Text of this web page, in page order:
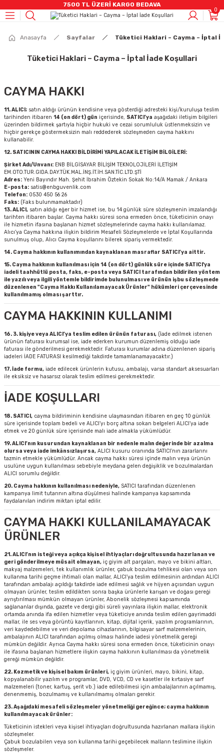
7500 TL ÜZERİ KARGO BEDAVA
Geri Dön
AHD CCTV ÜRÜNLER
DVR Kayıt Cihazları
IP Kamera Ürünleri
Küp Kameralar
Termal Ip Ürünler
Kayıt Cihazları
Geri Dön
Alarm Sistemleri
Hırsız Alarm Sirenleri
Kumanda
Akıllı Prizler
Keypad-Tuş Takımı Ürünler
Hırsız Alarm Aksesuarlar
Yangın Sistemleri
Duman Ve Isı Dedektörleri
Geri Dön
Switch Grubu
Kablo & Aksesuarlar
Geri Dön
HARDDİSKLER
Taşınabilir HDD
Geri Dön
Ve Ses Sistemleri Video İnterkom Ürünler
Zil Panelleri / Villa
Ses Sitemleri
Hikvision I Amfiler
Geri Dön
Kabinetler
Geri Dön
Kabloları
Kablolar
Geri Dön
Bilişenleri
Geri Dön 0
Anasayfa Sayfalar Tüketici Haklari – Cayma – İptal
Tüketici Haklari – Cayma – İptal İade Koşullari
CAYMA HAKKI
11. ALICI; satın aldığı ürünün kendisine veya gösterdiği adresteki kişi/kuruluşa teslim
tarihinden itibaren 14 (on dört) gün içerisinde, SATICI’ya aşağıdaki iletişim bilgileri
üzerinden bildirmek şartıyla hiçbir hukuki ve cezai sorumluluk üstlenmeksizin ve
hiçbir gerekçe göstermeksizin malı reddederek sözleşmeden cayma hakkını
kullanabilir.
12. SATICININ CAYMA HAKKI BİLDİRİMİ YAPILACAK İLETİŞİM BİLGİLERİ:
Şirket Adı/Unvanı: ENB BİLGİSAYAR BİLİŞİM TEKNOLOJİLERİ İLETİŞİM
EM.OTO.TUR.GIDA.DAY.TÜK.MAL.İNŞ.İT.İH.SAN.TİC.LTD.ŞTİ
Adres: Yeni Bayındır Mah. Şehit İbrahim Öztekin Sokak No:14/A Mamak / Ankara
E-posta: satis@enbguvenlik.com
Telefon: 0530 450 56 26
Faks: (Faks bulunmamaktadır)
13. ALICI, satın aldığı eğer bir hizmet ise, bu 14 günlük süre sözleşmenin imzalandığı
tarihten itibaren başlar. Cayma hakkı süresi sona ermeden önce, tüketicinin onayı
ile hizmetin ifasına başlanan hizmet sözleşmelerinde cayma hakkı kullanılamaz.
Alıcı’ya Cayma hakkına ilişkin bildirim Mesafeli Sözleşmelerde ve İptal Koşullarında
sunulmuş olup, Alıcı Cayma koşullarını bilerek sipariş vermektedir.
14. Cayma hakkının kullanımından kaynaklanan masraflar SATICI’ya aittir.
15. Cayma hakkının kullanılması için 14 (on dört) günlük süre içinde SATICI'ya
iadeli taahhütlü posta, faks, e-posta veya SATICI tarafından bildirilen yöntem
ile yazılı veya ilgili yöntemle bildirimde bulunulması ve ürünün işbu sözleşmede
düzenlenen "Cayma Hakkı Kullanılamayacak Ürünler" hükümleri çerçevesinde
kullanılmamış olması şarttır.
CAYMA HAKKININ KULLANIMI
16. 3. kişiye veya ALICI’ya teslim edilen ürünün faturası, (İade edilmek istenen
ürünün faturası kurumsal ise, iade ederken kurumun düzenlemiş olduğu iade
faturası ile gönderilmesi gerekmektedir. Faturası kurumlar adına düzenlenen sipariş
iadeleri İADE FATURASI kesilmediği takdirde tamamlanamayacaktır.)
17. İade formu, iade edilecek ürünlerin kutusu, ambalajı, varsa standart aksesuarları
ile eksiksiz ve hasarsız olarak teslim edilmesi gerekmektedir.
İADE KOŞULLARI
18. SATICI, cayma bildiriminin kendisine ulaşmasından itibaren en geç 10 günlük
süre içerisinde toplam bedeli ve ALICI’yı borç altına sokan belgeleri ALICI’ya iade
etmek ve 20 günlük süre içerisinde malı iade almakla yükümlüdür.
19. ALICI’nın kusurundan kaynaklanan bir nedenle malın değerinde bir azalma
olursa veya iade imkânsızlaşırsa, ALICI kusuru oranında SATICI’nın zararlarını
tazmin etmekle yükümlüdür. Ancak cayma hakkı süresi içinde malın veya ürünün
usulüne uygun kullanılması sebebiyle meydana gelen değişiklik ve bozulmalardan
ALICI sorumlu değildir.
20. Cayma hakkının kullanılması nedeniyle, SATICI tarafından düzenlenen
kampanya limit tutarının altına düşülmesi halinde kampanya kapsamında
faydalanılan indirim miktarı iptal edilir.
CAYMA HAKKI KULLANILAMAYACAK
ÜRÜNLER
21. ALICI’nın isteği veya açıkça kişisel ihtiyaçları doğrultusunda hazırlanan ve
geri gönderilmeye müsait olmayan, iç giyim alt parçaları, mayo ve bikini altları,
makyaj malzemeleri, tek kullanımlık ürünler, çabuk bozulma tehlikesi olan veya son
kullanma tarihi geçme ihtimali olan mallar, ALICI’ya teslim edilmesinin ardından ALICI
tarafından ambalajı açıldığı takdirde iade edilmesi sağlık ve hijyen açısından uygun
olmayan ürünler, teslim edildikten sonra başka ürünlerle karışan ve doğası gereği
ayrıştırılması mümkün olmayan ürünler, Abonelik sözleşmesi kapsamında
sağlananlar dışında, gazete ve dergi gibi süreli yayınlara ilişkin mallar, elektronik
ortamda anında ifa edilen hizmetler veya tüketiciye anında teslim edilen gayrimaddi
mallar, ile ses veya görüntü kayıtlarının, kitap, dijital içerik, yazılım programlarının,
veri kaydedebilme ve veri depolama cihazlarının, bilgisayar sarf malzemelerinin,
ambalajının ALICI tarafından açılmış olması halinde iadesi yönetmelik gereği
mümkün değildir. Ayrıca Cayma hakkı süresi sona ermeden önce, tüketicinin onayı
ile ifasına başlanan hizmetlere ilişkin cayma hakkının kullanılması da yönetmelik
gereği mümkün değildir.
22. Kozmetik ve kişisel bakım ürünleri, iç giyim ürünleri, mayo, bikini, kitap,
kopyalanabilir yazılım ve programlar, DVD, VCD, CD ve kasetler ile kırtasiye sarf
malzemeleri (toner, kartuş, şerit vb.) iade edilebilmesi için ambalajlarının açılmamış,
denenmemiş, bozulmamış ve kullanılmamış olmaları gerekir.
23. Aşağıdaki mesafeli sözleşmeler yönetmeliği gereğince; cayma hakkının
kullanılmayacak ürünler:
Tüketicinin istekleri veya kişisel ihtiyaçları doğrultusunda hazırlanan mallara ilişkin
sözleşmeler.
Çabuk bozulabilen veya son kullanma tarihi geçebilecek malların teslimine ilişkin
sözleşmeler.